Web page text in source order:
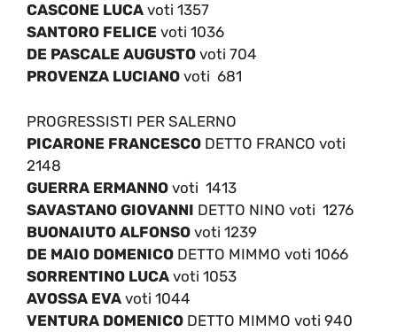
CASCONE LUCA voti 1357
SANTORO FELICE voti 1036
DE PASCALE AUGUSTO voti 704
PROVENZA LUCIANO voti 681
PROGRESSISTI PER SALERNO
PICARONE FRANCESCO DETTO FRANCO voti
2148
GUERRA ERMANNO voti 1413
SAVASTANO GIOVANNI DETTO NINO voti 1276
BUONAIUTO ALFONSO voti 1239
DE MAIO DOMENICO DETTO MIMMO voti 1066
SORRENTINO LUCA voti 1053
AVOSSA EVA voti 1044
VENTURA DOMENICO DETTO MIMMO voti 940